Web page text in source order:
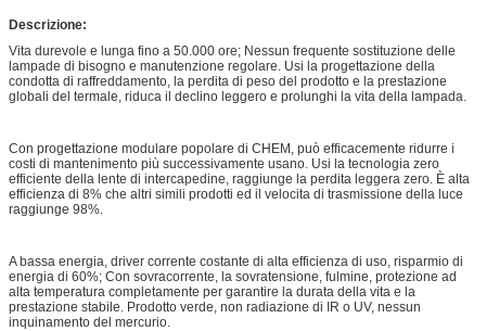
Descrizione:
Vita durevole e lunga fino a 50.000 ore; Nessun frequente sostituzione delle
lampade di bisogno e manutenzione regolare. Usi la progettazione della
condotta di raffreddamento, la perdita di peso del prodotto e la prestazione
globali del termale, riduca il declino leggero e prolunghi la vita della lampada.
Con progettazione modulare popolare di CHEM, può efficacemente ridurre i
costi di mantenimento più successivamente usano. Usi la tecnologia zero
efficiente della lente di intercapedine, raggiunge la perdita leggera zero. È alta
efficienza di 8% che altri simili prodotti ed il velocita di trasmissione della luce
raggiunge 98%.
A bassa energia, driver corrente costante di alta efficienza di uso, risparmio di
energia di 60%; Con sovracorrente, la sovratensione, fulmine, protezione ad
alta temperatura completamente per garantire la durata della vita e la
prestazione stabile. Prodotto verde, non radiazione di IR o UV, nessun
inquinamento del mercurio.